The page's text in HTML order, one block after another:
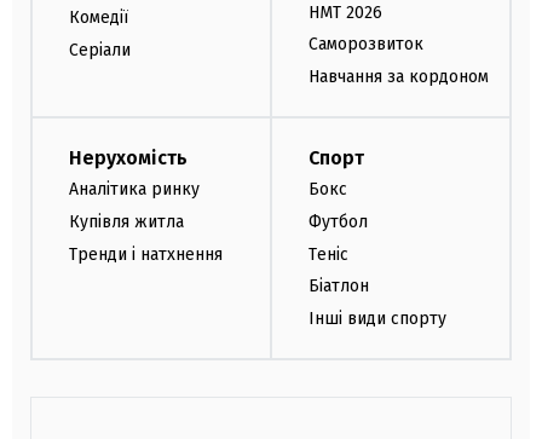
Комедії
Серіали
НМТ 2026
Саморозвиток
Навчання за кордоном
Нерухомість
Аналітика ринку
Купівля житла
Тренди і натхнення
Спорт
Бокс
Футбол
Теніс
Біатлон
Інші види спорту